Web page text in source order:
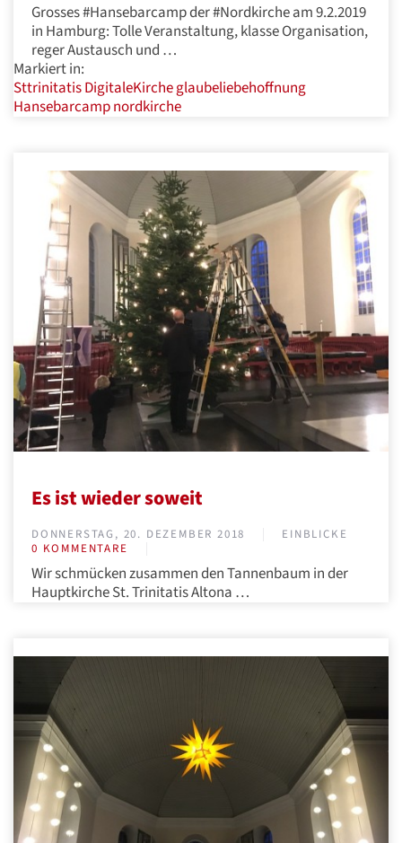
Grosses #Hansebarcamp der #Nordkirche am 9.2.2019
in Hamburg: Tolle Veranstaltung, klasse Organisation,
reger Austausch und …
Markiert in:
SttrinitatisDigitaleKircheglaubeliebehoffnung
Hansebarcampnordkirche
Es ist wieder soweit
DONNERSTAG, 20. DEZEMBER 2018
EINBLICKE
0 KOMMENTARE
Wir schmücken zusammen den Tannenbaum in der
Hauptkirche St. Trinitatis Altona …